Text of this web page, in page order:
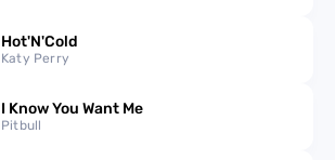
Hot'N'Cold
Katy Perry
I Know You Want Me
Pitbull